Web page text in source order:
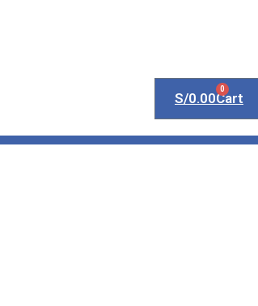
S/0.00
0
Cart